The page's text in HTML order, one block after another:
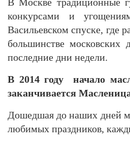
конкурсами и
Васильевском спуске, где
большинстве московских
последние дни недели.
В 2014 году начало
заканчивается
Дошедшая до наших дней
любимых праздников,